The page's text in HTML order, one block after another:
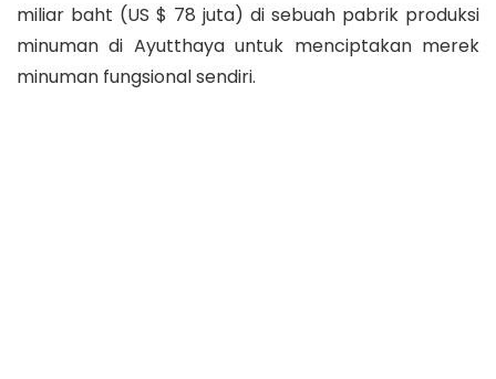
miliar baht (US $ 78 juta) di sebuah pabrik produksi
minuman di Ayutthaya untuk menciptakan merek
minuman fungsional sendiri.